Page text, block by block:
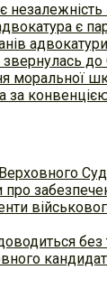
є
звернулась
моральної
за